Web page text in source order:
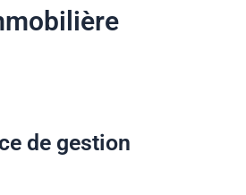
de gestion